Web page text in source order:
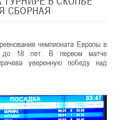
СБОРНАЯ
чемпионата Европы в
до 18 лет. В первом матче
уверенную победу над